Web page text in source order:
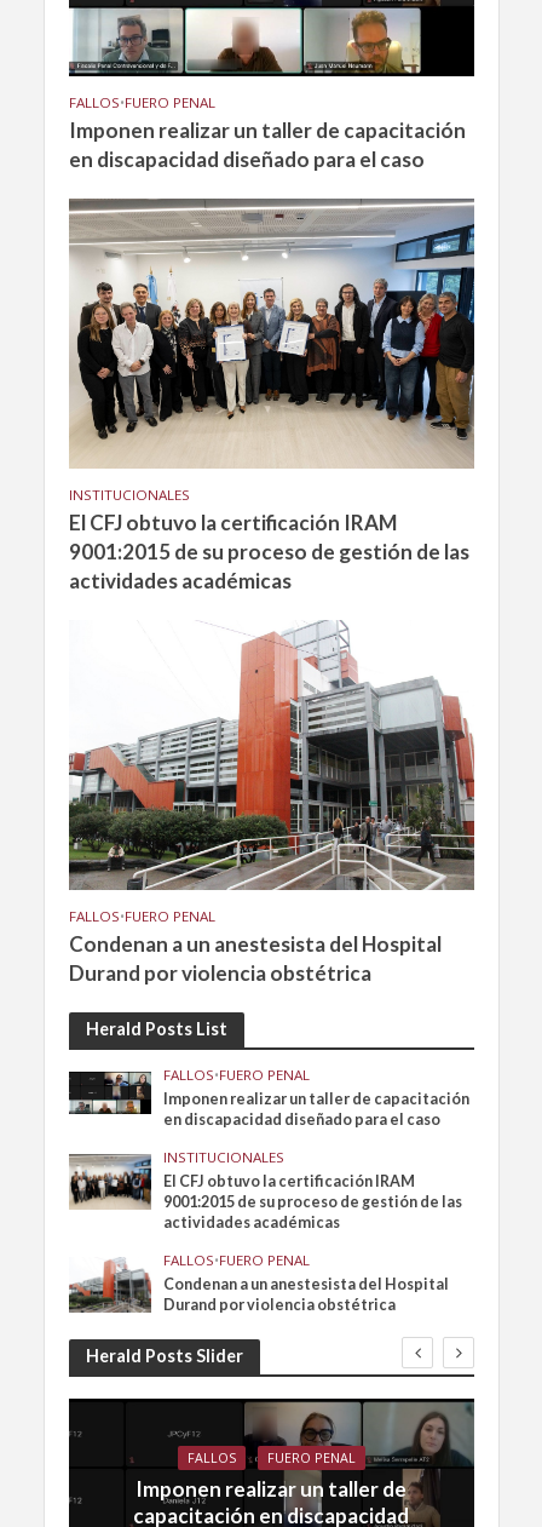
FALLOS•FUERO PENAL
Imponen realizar un taller de capacitación
en discapacidad diseñado para el caso
INSTITUCIONALES
El CFJ obtuvo la certificación IRAM
9001:2015 de su proceso de gestión de las
actividades académicas
FALLOS•FUERO PENAL
Condenan a un anestesista del Hospital
Durand por violencia obstétrica
Herald Posts List
FALLOS•FUERO PENAL
Imponen realizar un taller de capacitación
en discapacidad diseñado para el caso
INSTITUCIONALES
El CFJ obtuvo la certificación IRAM
9001:2015 de su proceso de gestión de las
actividades académicas
FALLOS•FUERO PENAL
Condenan a un anestesista del Hospital
Durand por violencia obstétrica
Herald Posts Slider
FALLOS FUERO PENAL
Imponen realizar un taller de
capacitación en discapacidad